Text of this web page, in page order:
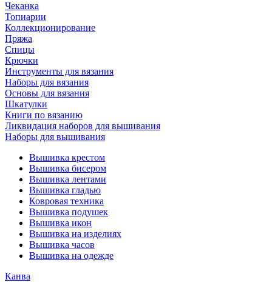
Чеканка
Топиарии
Коллекционирование
Пряжа
Спицы
Крючки
Инструменты для вязания
Наборы для вязания
Основы для вязания
Шкатулки
Книги по вязанию
Ликвидация наборов для вышивания
Наборы для вышивания
Вышивка крестом
Вышивка бисером
Вышивка лентами
Вышивка гладью
Ковровая техника
Вышивка подушек
Вышивка икон
Вышивка на изделиях
Вышивка часов
Вышивка на одежде
Канва